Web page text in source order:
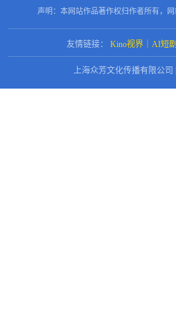
声明：本网站作品著作权归作者所有，网
友情链接： Kino视界｜AI短
上海众芳文化传播有限公司